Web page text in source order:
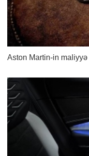
Aston Martin-in maliyyə